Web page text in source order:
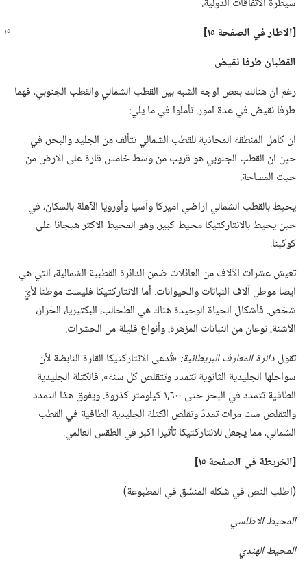
سيطرة الاتفاقات الدولية.‏
‏[الاطارفي الصفحة ١٥]‏
القطبان طرفا نقيض
رغم ان هنالك بعض اوجه الشبه بين القطب الشمالي والقطب الجنوبي،‏ فهما
طرفا نقيض في عدة امور.‏ تأملوا في ما يلي:‏
ان كامل المنطقة المحاذية للقطب الشمالي تتألف من الجليد والبحر،‏ في
حين ان القطب الجنوبي هو قريب من وسط خامس قارة على الارض من
حيث المساحة.‏
يحيط بالقطب الشمالي اراضي اميركا وآسيا وأوروپا الآهلة بالسكان،‏ في
حين يحيط بالانتاركتيكا محيط كبير.‏ وهو المحيط الاكثر هيجانا على
كوكبنا.‏
تعيش عشرات الآلاف من العائلات ضمن الدائرة القطبية الشمالية،‏ التي هي
ايضا موطن آلاف النباتات والحيوانات.‏ أما الانتاركتيكا فليست موطنا لأيّ
شخص.‏ فأشكال الحياة الوحيدة هناك هي الطحالب،‏ البكتيريا،‏ الحَزاز،‏
الأشنة،‏ نوعان من النباتات المزهرة،‏ وأنواع قليلة من الحشرات.‏
تقولدائرة المعارف البريطانية:‏ ‏«تُدعى الانتاركتيكا القارة النابضة لأن
سواحلها الجليدية الثانوية تتمدد وتتقلص كل سنة».‏ فالكتلة الجليدية
الطافية تتمدد في البحر حتى ٦٠٠‏,١ كيلومتر كذروة.‏ ويفوق هذا التمدد
والتقلص ست مرات تمددَ وتقلص الكتلة الجليدية الطافية في القطب
الشمالي،‏ مما يجعل للانتاركتيكا تأثيرا اكبر في الطقس العالمي.‏
‏[الخريطة في الصفحة ١٥]‏
‏(‏اطلب النص في شكله المنسَّق في المطبوعة)‏
المحيط الاطلسي
المحيط الهندي